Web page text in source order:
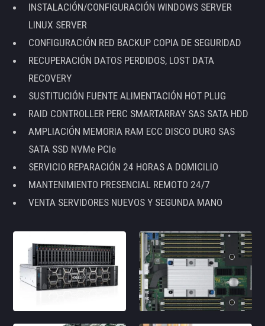
INSTALACIÓN/CONFIGURACIÓN WINDOWS SERVER
LINUX SERVER
CONFIGURACIÓN RED BACKUP COPIA DE SEGURIDAD
RECUPERACIÓN DATOS PERDIDOS, LOST DATA
RECOVERY
SUSTITUCIÓN FUENTE ALIMENTACIÓN HOT PLUG
RAID CONTROLLER PERC SMARTARRAY SAS SATA HDD
AMPLIACIÓN MEMORIA RAM ECC DISCO DURO SAS
SATA SSD NVMe PCIe
SERVICIO REPARACIÓN 24 HORAS A DOMICILIO
MANTENIMIENTO PRESENCIAL REMOTO 24/7
VENTA SERVIDORES NUEVOS Y SEGUNDA MANO